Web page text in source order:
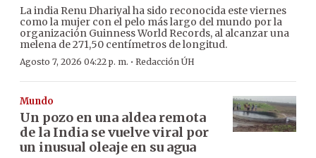
La india Renu Dhariyal ha sido reconocida este viernes
como la mujer con el pelo más largo del mundo por la
organización Guinness World Records, al alcanzar una
melena de 271,50 centímetros de longitud.
Agosto 7, 2026 04:22 p. m. · Redacción ÚH
Mundo
Un pozo en una aldea remota
de la India se vuelve viral por
un inusual oleaje en su agua